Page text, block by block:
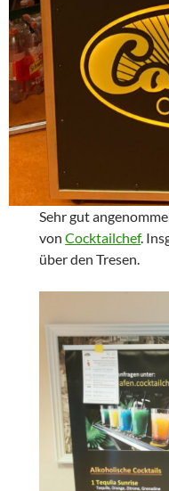
Sehr gut
vonCocktailchef.
über den Tresen.